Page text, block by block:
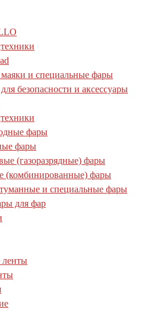
и специальные фары
безопасности и аксессуары
фары
фары
(газоразрядные) фары
(комбинированные) фары
и специальные фары
для фар
ленты